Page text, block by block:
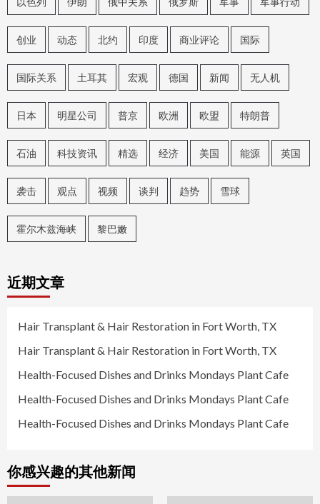
创业 动态 北约 印度 商业评论 国际
国际关系 土耳其 宏观 德国 新闻 无人机
日本 明星公司 普京 欧洲 欧盟 特朗普
石油 科技资讯 精选 经济 美国 能源 英国
袭击 观点 视频 谈判 趋势 雪球
霍尔木兹海峡 黎巴嫩
近期文章
Hair Transplant & Hair Restoration in Fort Worth, TX
Hair Transplant & Hair Restoration in Fort Worth, TX
Health-Focused Dishes and Drinks Mondays Plant Cafe
Health-Focused Dishes and Drinks Mondays Plant Cafe
Health-Focused Dishes and Drinks Mondays Plant Cafe
你感兴趣的其他新闻